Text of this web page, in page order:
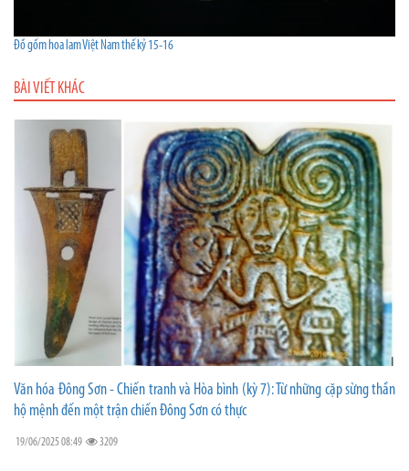
Đồ gốm hoa lam Việt Nam thế kỷ 15-16
BÀI VIẾT KHÁC
Văn hóa Đông Sơn - Chiến tranh và Hòa bình (kỳ 7): Từ những cặp sừng thần
hộ mệnh đến một trận chiến Đông Sơn có thực
19/06/2025 08:49 3209